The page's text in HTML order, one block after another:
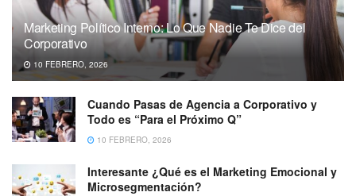
Marketing Político Interno: Lo Que Nadie Te Dice del
Corporativo
10 FEBRERO, 2026
Cuando Pasas de Agencia a Corporativo y
Todo es “Para el Próximo Q”
10 FEBRERO, 2026
Interesante ¿Qué es el Marketing Emocional y
Microsegmentación?